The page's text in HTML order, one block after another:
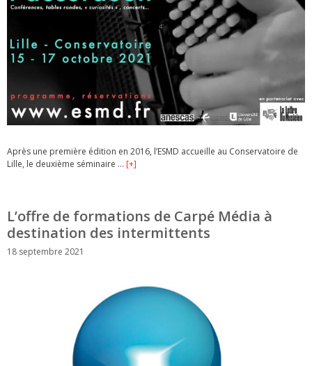
Après une première édition en 2016, l’ESMD accueille au Conservatoire de
Lille, le deuxième séminaire … [+]
L’offre de formations de Carpé Média à
destination des intermittents
18 septembre 2021